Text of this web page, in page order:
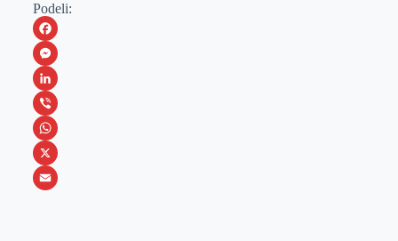
Podeli:
F
a
c
e
b
o
M
e
s
s
e
L
i
n
k
V
i
b
W
h
X